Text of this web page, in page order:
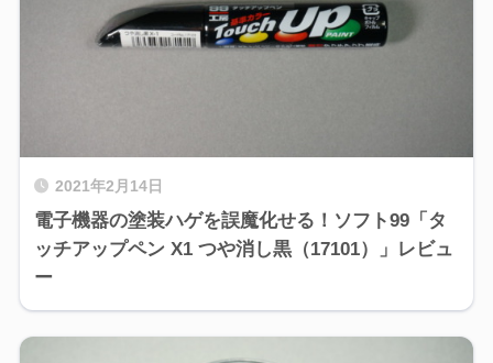
2021年2月14日
電子機器の塗装ハゲを誤魔化せる！ソフト99「タ
ッチアップペン X1 つや消し黒（17101）」レビュ
ー